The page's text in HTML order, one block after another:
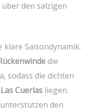
den salzigen
klare Saisondynamik:
die
sodass die dichten
Las Cuerlas liegen.
unterstützen den